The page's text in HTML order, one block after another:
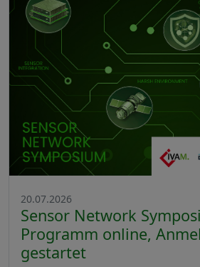
20.07.2026
Sensor Network
Programm online,
gestartet